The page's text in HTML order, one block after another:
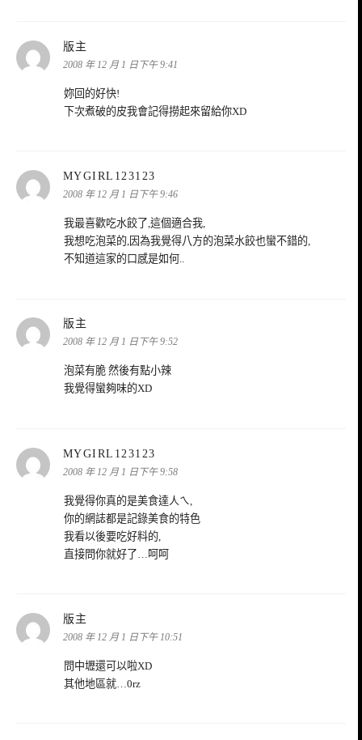
版主
示:
2008 年 12 月 1 日下午 9:41
妳回的好快!
下次煮破的皮我會記得撈起來留給你XD
MYGIRL123123
示:
2008 年 12 月 1 日下午 9:46
我最喜歡吃水餃了,這個適合我,
我想吃泡菜的,因為我覺得八方的泡菜水餃也蠻不錯的,
不知道這家的口感是如何..
版主
示:
2008 年 12 月 1 日下午 9:52
泡菜有脆 然後有點小辣
我覺得蠻夠味的XD
MYGIRL123123
示:
2008 年 12 月 1 日下午 9:58
我覺得你真的是美食達人ㄟ,
你的網誌都是記錄美食的特色
我看以後要吃好料的,
直接問你就好了…呵呵
版主
示:
2008 年 12 月 1 日下午 10:51
問中壢還可以啦XD
其他地區就…0rz